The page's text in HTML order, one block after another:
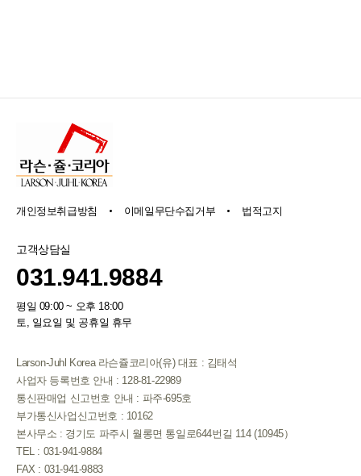
개인정보취급방침 이메일무단수집거부 법적고지
고객상담실
031.941.9884
평일 09:00 ~ 오후 18:00
토, 일요일 및 공휴일 휴무
Larson-Juhl Korea 라슨쥴코리아(유) 대표 : 김태석
사업자 등록번호 안내 : 128-81-22989
통신판매업 신고번호 안내 : 파주-695호
부가통신사업신고번호 : 10162
본사무소 : 경기도 파주시 월롱면 통일로644번길 114 (10945）
TEL : 031-941-9884
FAX : 031-941-9883